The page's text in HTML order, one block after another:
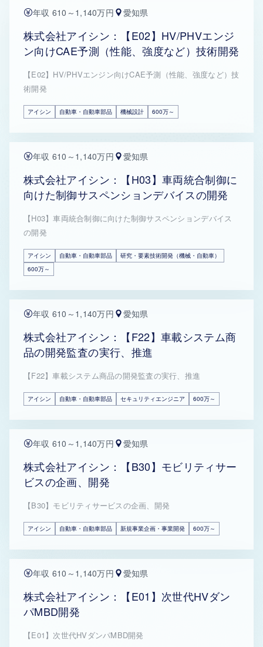
年収 610～1,140万円 愛知県
株式会社アイシン：【E02】HV/PHVエンジ
ン向けCAE予測（性能、強度など）技術開発
【E02】HV/PHVエンジン向けCAE予測（性能、強度など）技
術開発
アイシン 自動車・自動車部品 機械設計 600万～
年収 610～1,140万円 愛知県
株式会社アイシン：【H03】車両統合制御に
向けた制御サスペンションデバイスの開発
【H03】車両統合制御に向けた制御サスペンションデバイス
の開発
アイシン 自動車・自動車部品
研究・要素技術開発（機械・自動車）
600万～
年収 610～1,140万円 愛知県
株式会社アイシン：【F22】車載システム商
品の開発監査の実行、推進
【F22】車載システム商品の開発監査の実行、推進
アイシン 自動車・自動車部品 セキュリティエンジニア 600万～
年収 610～1,140万円 愛知県
株式会社アイシン：【B30】モビリティサー
ビスの企画、開発
【B30】モビリティサービスの企画、開発
アイシン 自動車・自動車部品 新規事業企画・事業開発 600万～
年収 610～1,140万円 愛知県
株式会社アイシン：【E01】次世代HVダン
パMBD開発
【E01】次世代HVダンパMBD開発